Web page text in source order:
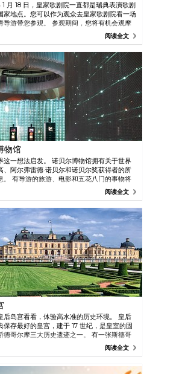
1 月 18 日，皇家歌剧院一直都是瑞典表演歌剧
家地点。您可以作为观众去皇家歌剧院看一场
导游带您参观。 参观期间，您将有机会观摩
皇室，窥探乐池。 了解皇家歌剧院的迷人历
阅读全文
物馆
这一想法启发。 诺贝尔博物馆拥有关于世界
、阿尔弗雷德·诺贝尔和诺贝尔奖获得者的所
。 有导游的旅游、电影和五花八门的事物将
入诺贝尔盛宴。 供应午餐、诺贝尔冰淇淋等
阅读全文
后岛宫看看，体验高水准的历史环境。 皇后
保存最好的皇宫，建于 17 世纪，是皇室的固
德哥尔摩三大历史遗迹之一。 有一张斯德哥
阅读全文